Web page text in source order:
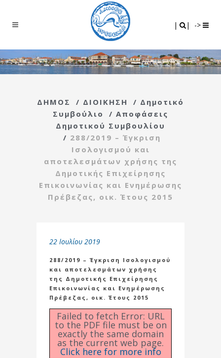
| | ->
ΔΗΜΟΣ / ΔΙΟΙΚΗΣΗ / Δημοτικό
Συμβούλιο
/ Αποφάσεις
Δημοτικού Συμβουλίου
/ 288/2019 – Έγκριση
Ισολογισμού και
αποτελεσμάτων χρήσης της
Δημοτικής Επιχείρησης
Επικοινωνίας και Ενημέρωσης
Πρέβεζας, οικ. Έτους 2015
22 Ιουλίου 2019
288/2019 – Έγκριση Ισολογισμού
και αποτελεσμάτων χρήσης
της Δημοτικής Επιχείρησης
Επικοινωνίας και Ενημέρωσης
Πρέβεζας, οικ. Έτους 2015
Failed to fetch Error: URL
to the PDF file must be on
exactly the same domain
as the current web page.
Click here for more info